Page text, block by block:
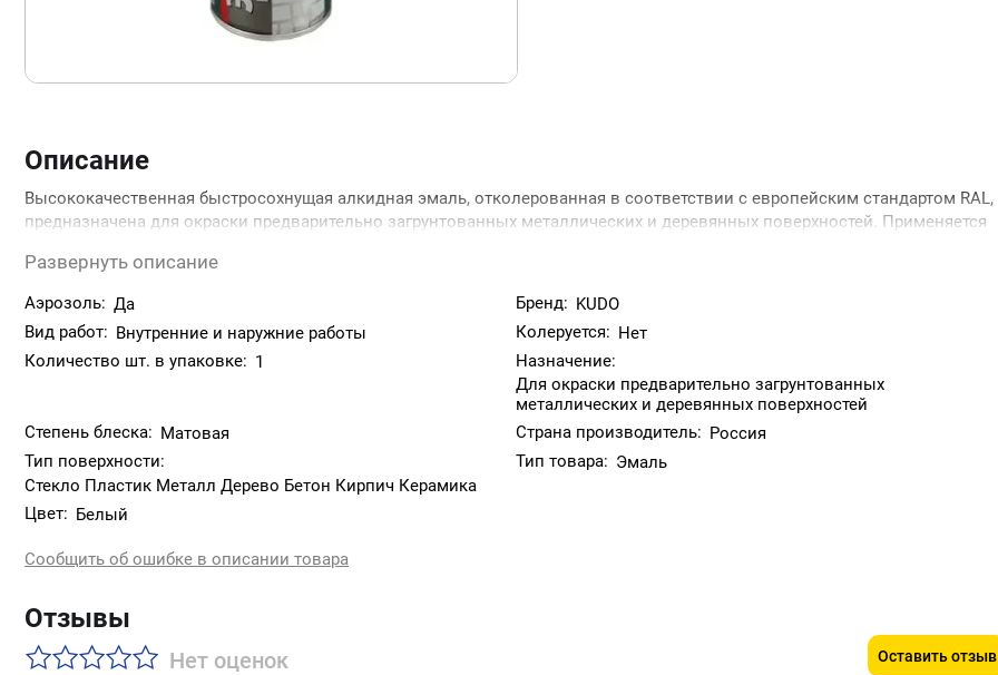
Описание
Высококачественная быстросохнущая алкидная эмаль, отколерованная в соответствии с европейским стандартом RAL,
предназначена для окраски предварительно загрунтованных металлических и деревянных поверхностей. Применяется
обладает превосходной адгезией к окрашиваемой поверхности, высоким глянцем, хорошей сопротивляемостью к удару,
высокую атмосферостойкость и прочность, длительный срок эксплуатации.
Развернуть описание
Аэрозоль: Да Бренд: KUDO
Вид работ: Внутренние и наружние работы Колеруется: Нет
Количество шт. в упаковке: 1
Назначение:
Для окраски предварительно загрунтованных
металлических и деревянных поверхностей
Степень блеска: Матовая Страна производитель: Россия
Тип поверхности:
Стекло Пластик Металл Дерево Бетон Кирпич Керамика
Тип товара: Эмаль
Цвет: Белый
Сообщить об ошибке в описании товара
Отзывы
Нет оценок Оставить отзыв